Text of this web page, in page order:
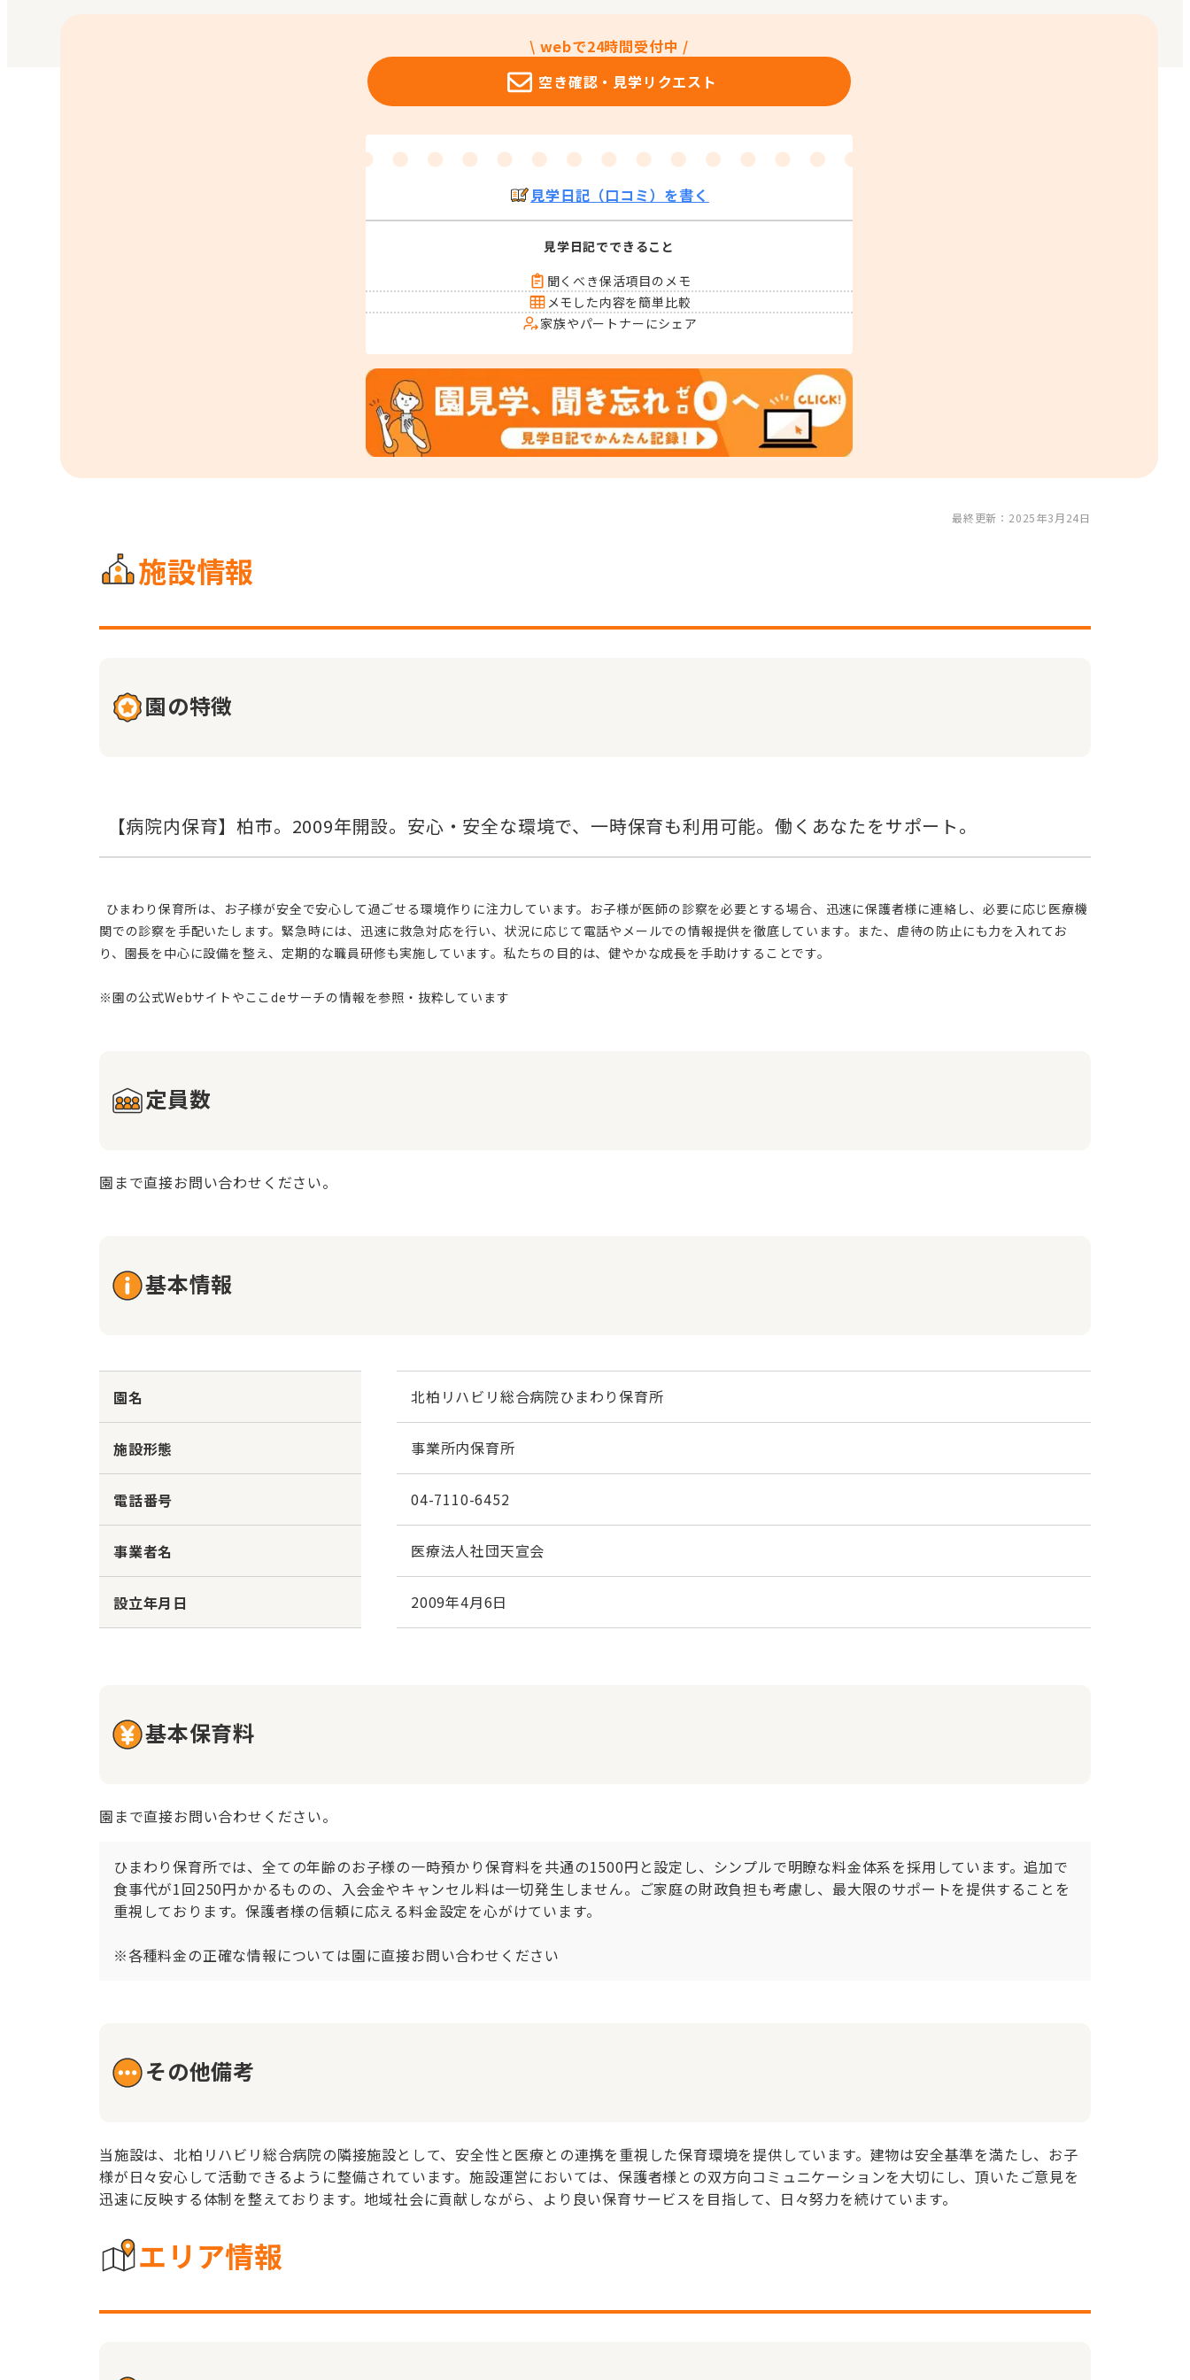
\ webで24時間受付中 /
空き確認・ 見学リクエスト
見学日記（口コミ）を書く
見学日記でできること
聞くべき保活項目のメモ
メモした内容を簡単比較
家族やパートナーにシェア
最終更新：2025年3月24日
施設情報
園の特徴
関での診察を手配いたします。緊急時には、迅速に救急対応を行い、状況に応じて電話やメールでの情報提供を徹底しています。また、虐待の防止にも力を入れてお
り、園長を中心に設備を整え、定期的な職員研修も実施しています。私たちの目的は、健やかな成長を手助けすることです。
定員数
園まで直接お問い合わせください。
基本情報
園名 北柏リハビリ総合病院ひまわり保育所
施設形態 事業所内保育所
電話番号 04-7110-6452
事業者名 医療法人社団天宣会
設立年月日 2009年4月6日
基本保育料
園まで直接お問い合わせください。
ひまわり保育所では、全ての年齢のお子様の一時預かり保育料を共通の1500円と設定し、シンプルで明瞭な料金体系を採用しています。追加で
食事代が1回250円かかるものの、入会金やキャンセル料は一切発生しません。ご家庭の財政負担も考慮し、最大限のサポートを提供することを
重視しております。保護者様の信頼に応える料金設定を心がけています。
※各種料金の正確な情報については園に直接お問い合わせください
その他備考
当施設は、北柏リハビリ総合病院の隣接施設として、安全性と医療との連携を重視した保育環境を提供しています。建物は安全基準を満たし、お子
様が日々安心して活動できるように整備されています。施設運営においては、保護者様との双方向コミュニケーションを大切にし、頂いたご意見を
迅速に反映する体制を整えております。地域社会に貢献しながら、より良い保育サービスを目指して、日々努力を続けています。
エリア情報